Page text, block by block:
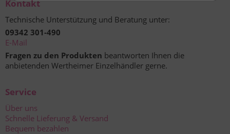
Kontakt
Technische Unterstützung und Beratung unter:
09342 301-490
E-Mail
Fragen zu den Produkten beantworten Ihnen die
anbietenden Wertheimer Einzelhändler gerne.
Service
Über uns
Schnelle Lieferung & Versand
Bequem bezahlen